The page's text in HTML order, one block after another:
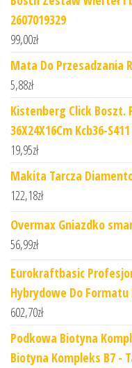
2607019329
99,00zł
Mata Do Przesadzania
5,88zł
Kistenberg Click
36X24X16Cm Kcb36-S411
19,95zł
Makita Tarcza
122,18zł
Overmax Gniazdko
56,99zł
Eurokraftbasic
Hybrydowe Do Formatu
602,70zł
Podkowa Biotyna
Biotyna Kompleks B7 -